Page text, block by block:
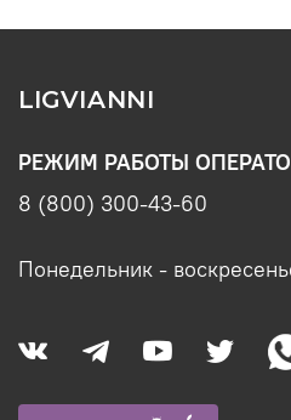
LIGVIANNI
РЕЖИМ РАБОТЫ
8 (800) 300-43-60
Понедельник -